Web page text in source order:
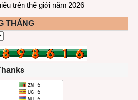
trên thế giới năm 2026
THÁNG